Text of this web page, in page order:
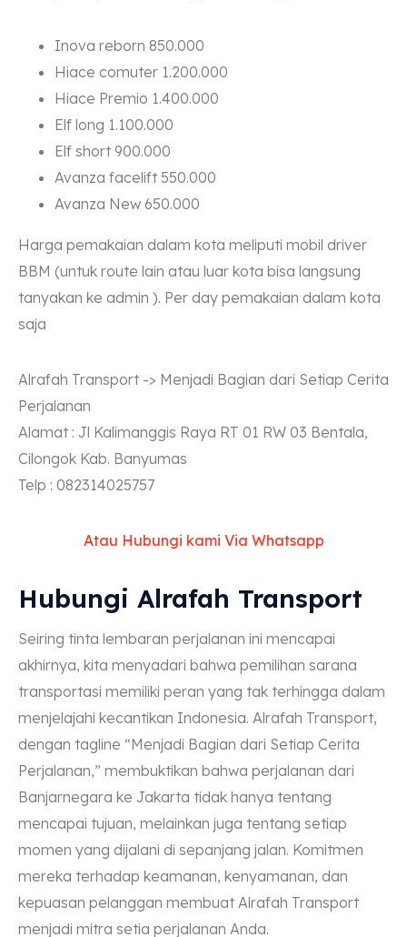
Inova reborn 850.000
Hiace comuter 1.200.000
Hiace Premio 1.400.000
Elf long 1.100.000
Elf short 900.000
Avanza facelift 550.000
Avanza New 650.000
Harga pemakaian dalam kota meliputi mobil driver
BBM (untuk route lain atau luar kota bisa langsung
tanyakan ke admin ). Per day pemakaian dalam kota
saja
Alrafah Transport -> Menjadi Bagian dari Setiap Cerita
Perjalanan
Alamat : Jl Kalimanggis Raya RT 01 RW 03 Bentala,
Cilongok Kab. Banyumas
Telp : 082314025757
Atau Hubungi kami Via Whatsapp
Hubungi Alrafah Transport
Seiring tinta lembaran perjalanan ini mencapai
akhirnya, kita menyadari bahwa pemilihan sarana
transportasi memiliki peran yang tak terhingga dalam
menjelajahi kecantikan Indonesia. Alrafah Transport,
dengan tagline “Menjadi Bagian dari Setiap Cerita
Perjalanan,” membuktikan bahwa perjalanan dari
Banjarnegara ke Jakarta tidak hanya tentang
mencapai tujuan, melainkan juga tentang setiap
momen yang dijalani di sepanjang jalan. Komitmen
mereka terhadap keamanan, kenyamanan, dan
kepuasan pelanggan membuat Alrafah Transport
menjadi mitra setia perjalanan Anda.